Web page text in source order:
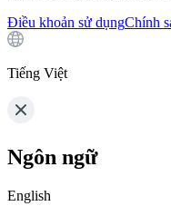
Điều khoản sử dụngChính
Tiếng Việt
Ngôn ngữ
English